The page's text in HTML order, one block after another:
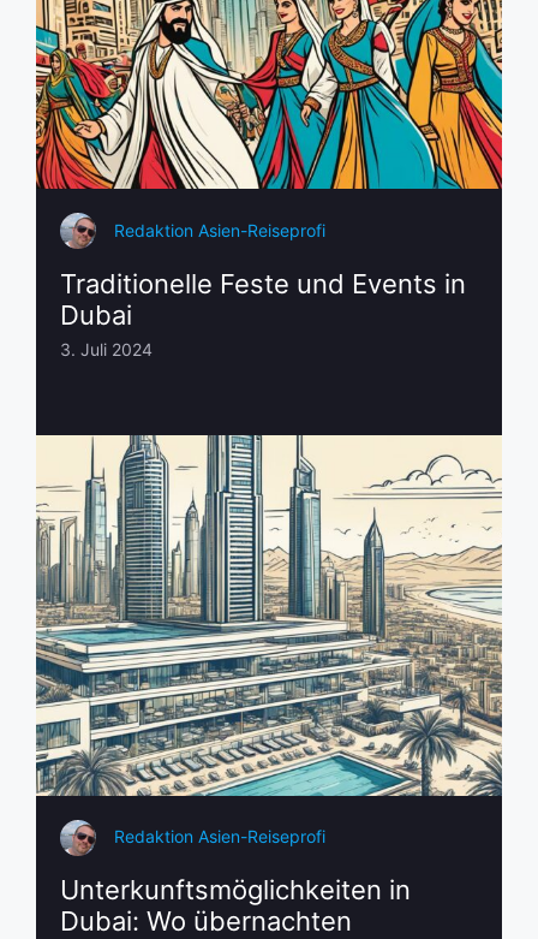
Redaktion Asien-Reiseprofi
Traditionelle Feste und Events in
Dubai
3. Juli 2024
Redaktion Asien-Reiseprofi
Unterkunftsmöglichkeiten in
Dubai: Wo übernachten